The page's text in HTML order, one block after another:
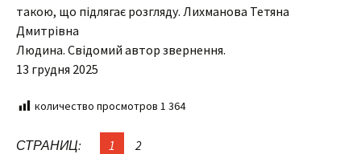
такою, що підлягає розгляду. Лихманова Тетяна
Дмитрівна
Людина. Свідомий автор звернення.
13 грудня 2025
количество просмотров 1 364
СТРАНИЦ: 1 2